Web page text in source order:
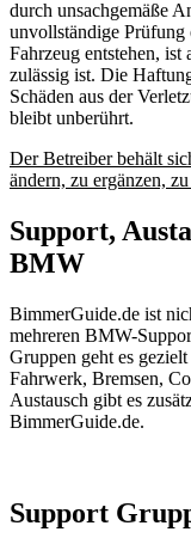
durch unsachgemäße
unvollständige
Fahrzeug entstehen, ist
zulässig ist. Die
Schäden aus der
bleibt unberührt.
Der Betreiber behält
ändern, zu ergänzen,
Support,
BMW
BimmerGuide.de ist
mehreren BMW-
Gruppen geht es
Fahrwerk, Bremsen,
Austausch gibt es
BimmerGuide.de.
Support